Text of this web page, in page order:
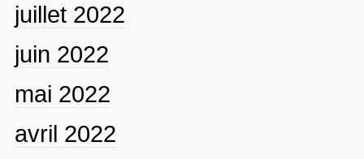
juillet 2022
juin 2022
mai 2022
avril 2022